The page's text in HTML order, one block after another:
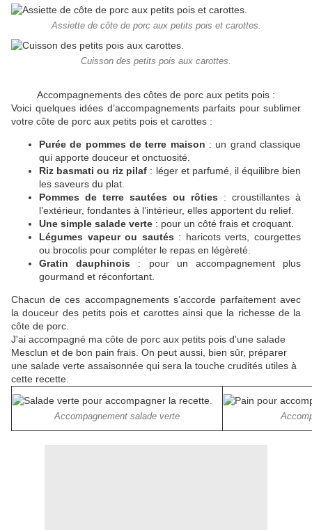
Assiette de côte de porc aux petits pois et carottes.
Cuisson des petits pois aux carottes.
Accompagnements des côtes de porc aux petits pois :
Voici quelques idées d’accompagnements parfaits pour sublimer
votre côte de porc aux petits pois et carottes :
Purée de pommes de terre maison : un grand classique
qui apporte douceur et onctuosité.
Riz basmati ou riz pilaf : léger et parfumé, il équilibre bien
les saveurs du plat.
Pommes de terre sautées ou rôties : croustillantes à
l’extérieur, fondantes à l’intérieur, elles apportent du relief.
Une simple salade verte : pour un côté frais et croquant.
Légumes vapeur ou sautés : haricots verts, courgettes
ou brocolis pour compléter le repas en légèreté.
Gratin dauphinois : pour un accompagnement plus
gourmand et réconfortant.
Chacun de ces accompagnements s’accorde parfaitement avec
la douceur des petits pois et carottes ainsi que la richesse de la
côte de porc.
J'ai accompagné ma côte de porc aux petits pois d'une salade
Mesclun et de bon pain frais. On peut aussi, bien sûr, préparer
une salade verte assaisonnée qui sera la touche crudités utiles à
cette recette.
Accompagnement salade verte